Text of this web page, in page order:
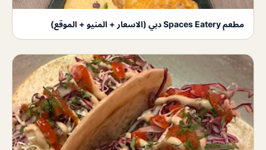
مطعم Spaces Eatery دبي (الاسعار + المنيو + الموقع)